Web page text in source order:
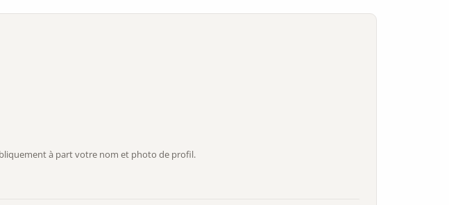
à part votre nom et photo de profil.